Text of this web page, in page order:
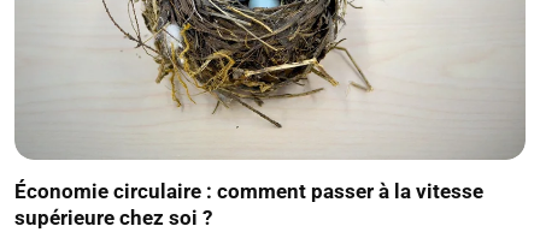
Économie circulaire : comment passer à la vitesse
supérieure chez soi ?